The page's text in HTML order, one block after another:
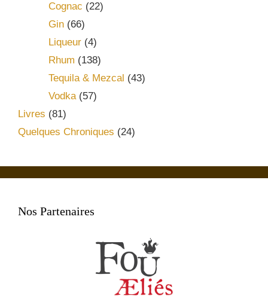
Cognac (22)
Gin (66)
Liqueur (4)
Rhum (138)
Tequila & Mezcal (43)
Vodka(57)
Livres (81)
Quelques Chroniques (24)
Nos Partenaires